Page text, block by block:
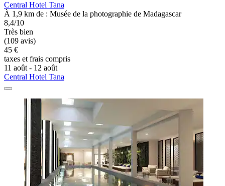
Central Hotel Tana
À 1,9 km de : Musée de la photographie de Madagascar
8,4/10
Très bien
(109 avis)
45 €
taxes et frais compris
11 août - 12 août
Central Hotel Tana